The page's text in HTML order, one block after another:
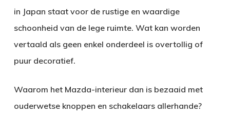
in Japan staat voor de rustige en waardige
schoonheid van de lege ruimte. Wat kan worden
vertaald als geen enkel onderdeel is overtollig of
puur decoratief.
Waarom het Mazda-interieur dan is bezaaid met
ouderwetse knoppen en schakelaars allerhande?